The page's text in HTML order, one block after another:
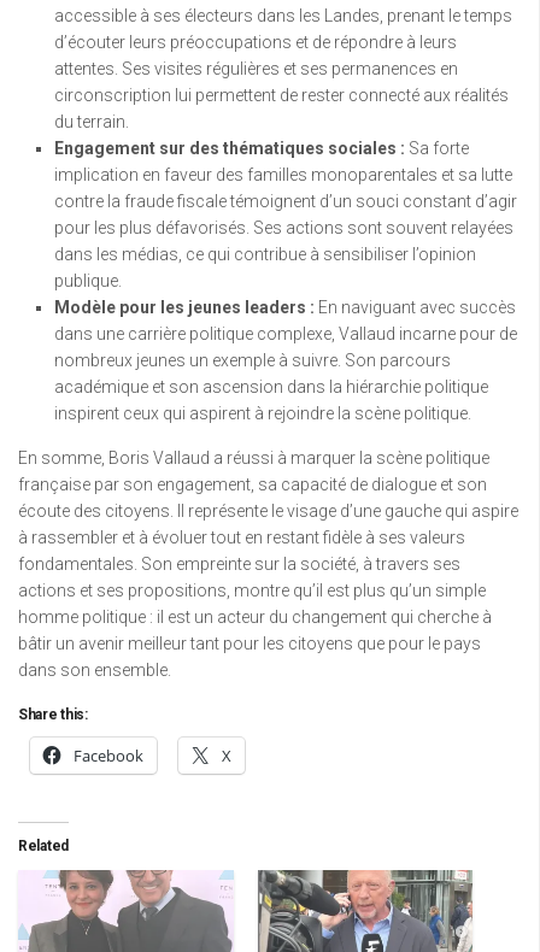
accessible à ses électeurs dans les Landes, prenant le temps
d’écouter leurs préoccupations et de répondre à leurs
attentes. Ses visites régulières et ses permanences en
circonscription lui permettent de rester connecté aux réalités
du terrain.
Engagement sur des thématiques sociales : Sa forte
implication en faveur des familles monoparentales et sa lutte
contre la fraude fiscale témoignent d’un souci constant d’agir
pour les plus défavorisés. Ses actions sont souvent relayées
dans les médias, ce qui contribue à sensibiliser l’opinion
publique.
Modèle pour les jeunes leaders : En naviguant avec succès
dans une carrière politique complexe, Vallaud incarne pour de
nombreux jeunes un exemple à suivre. Son parcours
académique et son ascension dans la hiérarchie politique
inspirent ceux qui aspirent à rejoindre la scène politique.
En somme, Boris Vallaud a réussi à marquer la scène politique
française par son engagement, sa capacité de dialogue et son
écoute des citoyens. Il représente le visage d’une gauche qui aspire
à rassembler et à évoluer tout en restant fidèle à ses valeurs
fondamentales. Son empreinte sur la société, à travers ses
actions et ses propositions, montre qu’il est plus qu’un simple
homme politique : il est un acteur du changement qui cherche à
bâtir un avenir meilleur tant pour les citoyens que pour le pays
dans son ensemble.
Share this:
Facebook X
Related